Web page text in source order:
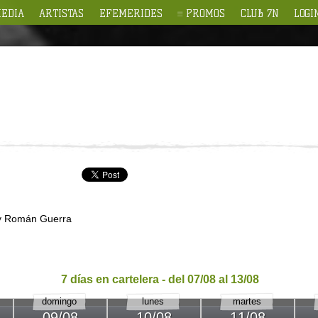
ARTISTAS EFEMERIDES PROMOS CLUB 7N
Román Guerra
7 días en cartelera - del 07/08 al 13/08
domingo lunes martes